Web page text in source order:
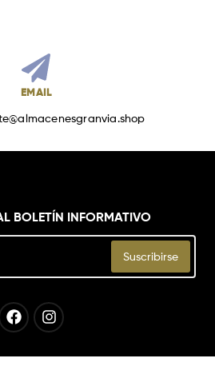
EMAIL
BOLETÍN INFORMATIVO
Suscribirse
FacebookInstagram